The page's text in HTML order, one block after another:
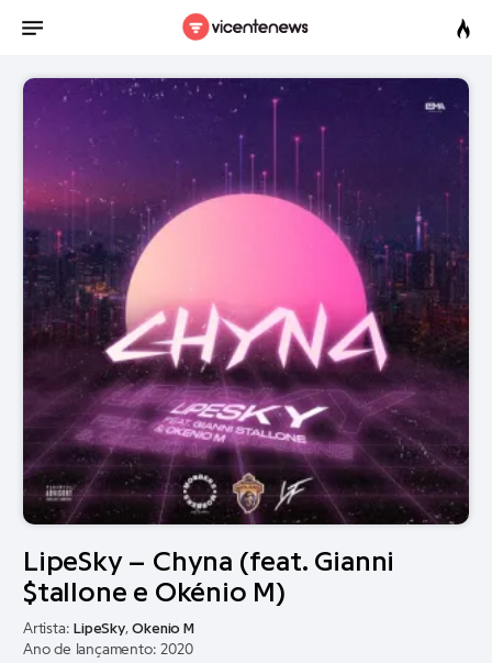
LipeSky – Chyna (feat. Gianni
$tallone e Okénio M)
Artista: LipeSky,Okenio M
Ano de lançamento: 2020